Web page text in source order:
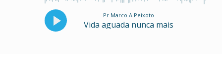
Pr Marco A Peixoto
Vida aguada nunca mais